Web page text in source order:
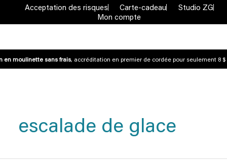
Acceptation des risques Carte-cadeau
Studio ZG
Mon compte
en moulinette sans frais, accréditation en premier de cordée pour seulement 8 $ !
escalade de glace